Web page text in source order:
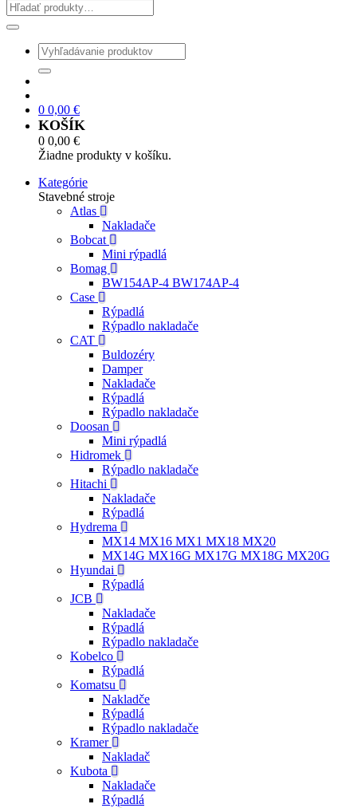
0 0,00 €
KOŠÍK
0 0,00 €
Žiadne produkty v košíku.
Kategórie
Stavebné stroje
Atlas
Nakladače
Bobcat
Mini rýpadlá
Bomag
BW154AP-4 BW174AP-4
Case
Rýpadlá
Rýpadlo nakladače
CAT
Buldozéry
Damper
Nakladače
Rýpadlá
Rýpadlo nakladače
Doosan
Mini rýpadlá
Hidromek
Rýpadlo nakladače
Hitachi
Nakladače
Rýpadlá
Hydrema
MX14 MX16 MX1 MX18 MX20
MX14G MX16G MX17G MX18G MX20G
Hyundai
Rýpadlá
JCB
Nakladače
Rýpadlá
Rýpadlo nakladače
Kobelco
Rýpadlá
Komatsu
Nakladče
Rýpadlá
Rýpadlo nakladače
Kramer
Nakladač
Kubota
Nakladače
Rýpadlá